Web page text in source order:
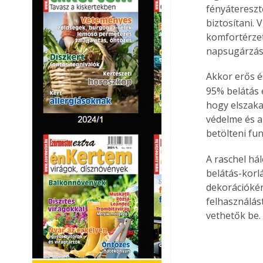
biztosítani.
Akkor erős
95%
hogy
védelme és
betölteni
A raschel
belátás-
vethetők